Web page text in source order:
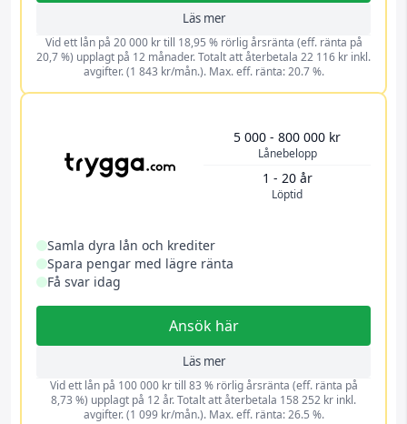
Läs mer
Vid ett lån på 20 000 kr till 18,95 % rörlig årsränta (eff. ränta på
20,7 %) upplagt på 12 månader. Totalt att återbetala 22 116 kr inkl.
avgifter. (1 843 kr/mån.). Max. eff. ränta: 20.7 %.
Lånebelopp
5 000 - 800 000 kr
Löptid
1 - 20 år
Samla dyra lån och krediter
Spara pengar med lägre ränta
Få svar idag
Ansök här
Läs mer
Vid ett lån på 100 000 kr till 83 % rörlig årsränta (eff. ränta på
8,73 %) upplagt på 12 år. Totalt att återbetala 158 252 kr inkl.
avgifter. (1 099 kr/mån.). Max. eff. ränta: 26.5 %.